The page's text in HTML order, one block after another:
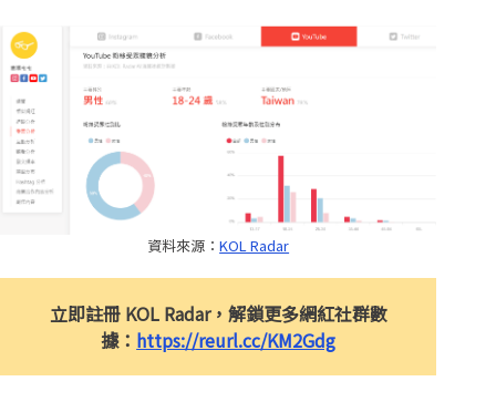
資料來源：KOL Radar
立即註冊 KOL Radar，解鎖更多網紅社群數
據： https://reurl.cc/KM2Gdg